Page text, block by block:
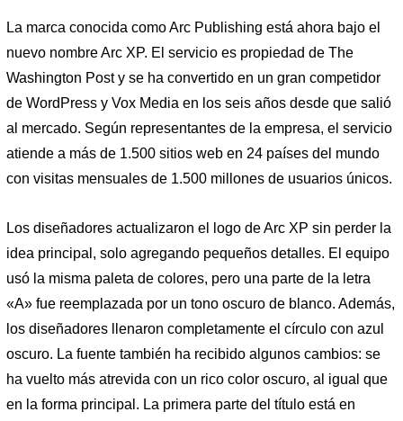
La marca conocida como Arc Publishing está ahora bajo el
nuevo nombre Arc XP. El servicio es propiedad de The
Washington Post y se ha convertido en un gran competidor
de WordPress y Vox Media en los seis años desde que salió
al mercado. Según representantes de la empresa, el servicio
atiende a más de 1.500 sitios web en 24 países del mundo
con visitas mensuales de 1.500 millones de usuarios únicos.
Los diseñadores actualizaron el logo de Arc XP sin perder la
idea principal, solo agregando pequeños detalles. El equipo
usó la misma paleta de colores, pero una parte de la letra
«A» fue reemplazada por un tono oscuro de blanco. Además,
los diseñadores llenaron completamente el círculo con azul
oscuro. La fuente también ha recibido algunos cambios: se
ha vuelto más atrevida con un rico color oscuro, al igual que
en la forma principal. La primera parte del título está en